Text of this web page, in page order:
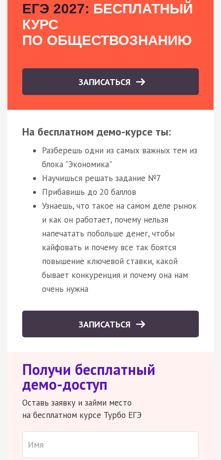
ЕГЭ 2027: БЕСПЛАТНЫЙ
КУРС
ПО ОБЩЕСТВОЗНАНИЮ
ЗАПИСАТЬСЯ
На бесплатном демо-курсе ты:
Разберешь одни из самых важных тем из
блока "Экономика"
Научишься решать задание №7
Прибавишь до 20 баллов
Узнаешь, что такое на самом деле рынок
и как он работает, почему нельзя
напечатать побольше денег, чтобы
кайфовать и почему все так боятся
повышение ключевой ставки, какой
бывает конкуренция и почему она нам
очень нужна
ЗАПИСАТЬСЯ
Получи бесплатный
демо-доступ
Оставь заявку и займи место
на бесплатном курсе Турбо ЕГЭ